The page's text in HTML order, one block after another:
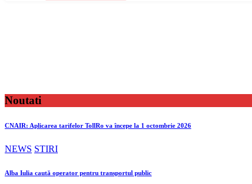
Noutati
CNAIR: Aplicarea tarifelor TollRo va începe la 1 octombrie 2026
NEWS STIRI
Alba Iulia caută operator pentru transportul public